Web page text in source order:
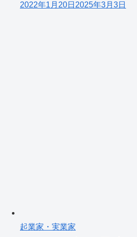
2022年1月20日 2025年3月3日
起業家・実業家